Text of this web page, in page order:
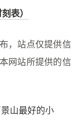
表）
，站点仅提供信
网站所提供的信
山最好的小